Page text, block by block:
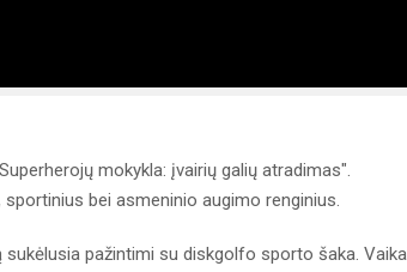
mokykla: įvairių galių atradimas".
bei asmeninio augimo renginius.
pažintimi su diskgolfo sporto šaka.